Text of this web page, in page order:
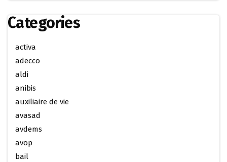
Categories
activa
adecco
aldi
anibis
auxiliaire de vie
avasad
avdems
avop
bail